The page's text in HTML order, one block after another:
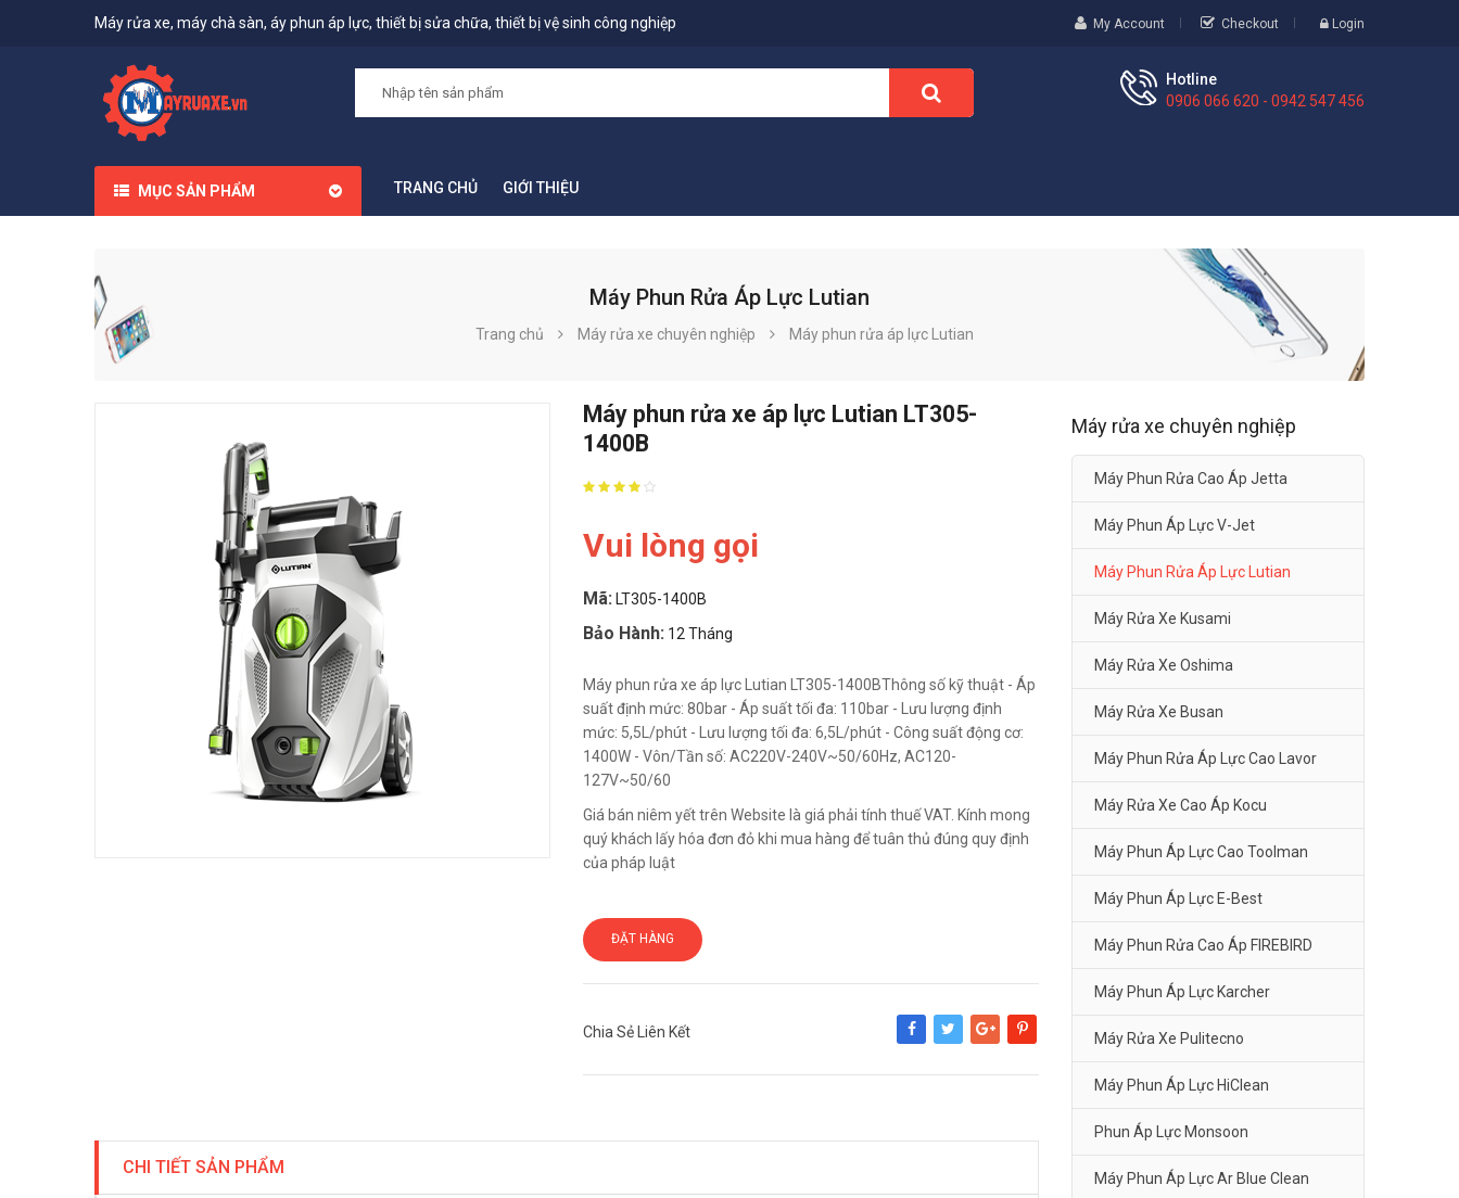
Máy rửa xe, máy chà sàn, áy phun áp lực, thiết bị sửa chữa, thiết bị vệ sinh công nghiệp My Account Checkout Login
Hotline
0906 066 620 - 0942 547 456
MỤC SẢN PHẨM TRANG CHỦ GIỚI THIỆU
Máy Phun Rửa Áp Lực Lutian
Trang chủ Máy rửa xe chuyên nghiệp Máy phun rửa áp lực Lutian
Máy phun rửa xe áp lực Lutian LT305-
1400B
Vui lòng gọi
Mã: LT305-1400B
Bảo Hành: 12 Tháng
Máy phun rửa xe áp lực Lutian LT305-1400BThông số kỹ thuật - Áp
suất định mức: 80bar - Áp suất tối đa: 110bar - Lưu lượng định
mức: 5,5L/phút - Lưu lượng tối đa: 6,5L/phút - Công suất động cơ:
1400W - Vôn/Tần số: AC220V-240V~50/60Hz, AC120-
127V~50/60
Giá bán niêm yết trên Website là giá phải tính thuế VAT. Kính mong
quý khách lấy hóa đơn đỏ khi mua hàng để tuân thủ đúng quy định
của pháp luật
ĐẶT HÀNG
Chia Sẻ Liên Kết
Share Tweet Google+Pinterest
CHI TIẾT SẢN PHẨM
Máy rửa xe chuyên nghiệp
Máy Phun Rửa Cao Áp Jetta
Máy Phun Áp Lực V-Jet
Máy Phun Rửa Áp Lực Lutian
Máy Rửa Xe Kusami
Máy Rửa Xe Oshima
Máy Rửa Xe Busan
Máy Phun Rửa Áp Lực Cao Lavor
Máy Rửa Xe Cao Áp Kocu
Máy Phun Áp Lực Cao Toolman
Máy Phun Áp Lực E-Best
Máy Phun Rửa Cao Áp FIREBIRD
Máy Phun Áp Lực Karcher
Máy Rửa Xe Pulitecno
Máy Phun Áp Lực HiClean
Phun Áp Lực Monsoon
Máy Phun Áp Lực Ar Blue Clean